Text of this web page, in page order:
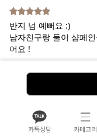
카톡상담 카테고리